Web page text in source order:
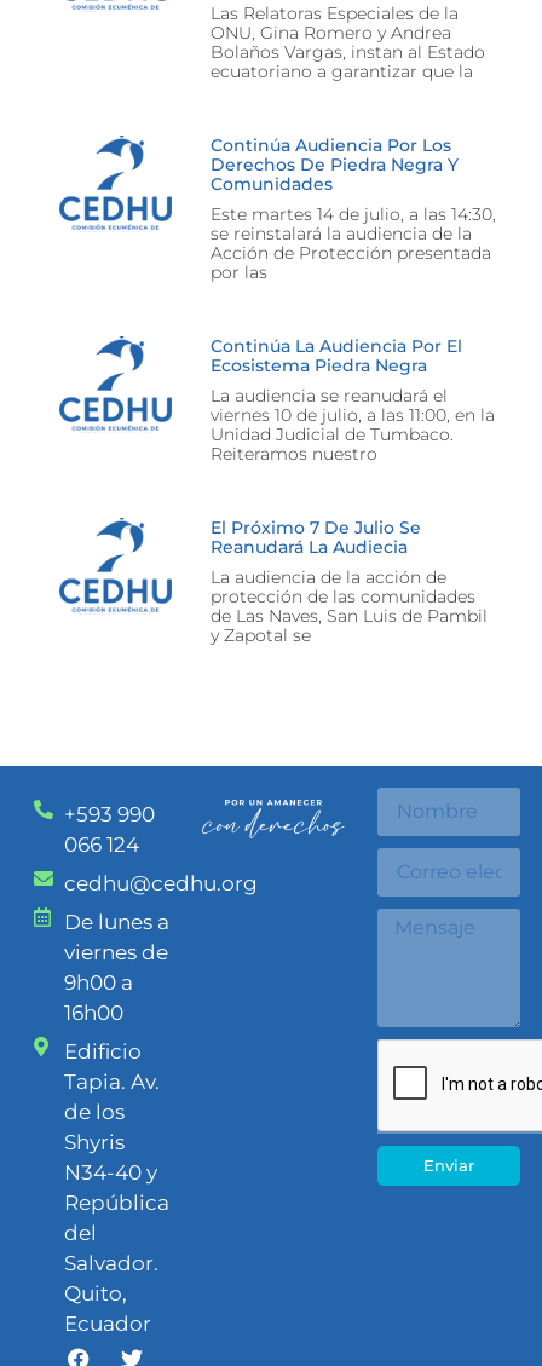
Las Relatoras Especiales de la
ONU, Gina Romero y Andrea
Bolaños Vargas, instan al Estado
ecuatoriano a garantizar que la
Continúa Audiencia Por Los
Derechos De Piedra Negra Y
Comunidades
Este martes 14 de julio, a las 14:30,
se reinstalará la audiencia de la
Acción de Protección presentada
por las
Continúa La Audiencia Por El
Ecosistema Piedra Negra
La audiencia se reanudará el
viernes 10 de julio, a las 11:00, en la
Unidad Judicial de Tumbaco.
Reiteramos nuestro
El Próximo 7 De Julio Se
Reanudará La Audiecia
La audiencia de la acción de
protección de las comunidades
de Las Naves, San Luis de Pambil
y Zapotal se
+593 990
066 124
cedhu@cedhu.org
De lunes a
viernes de
9h00 a
16h00
Edificio
Tapia. Av.
de los
Shyris
N34-40 y
República
del
Salvador.
Quito,
Ecuador
Enviar